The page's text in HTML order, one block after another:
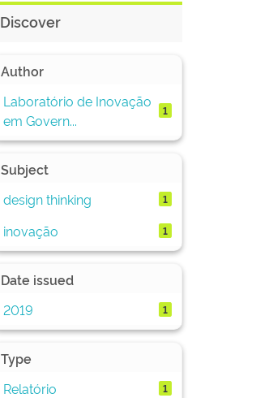
Discover
Author
Laboratório de Inovação
em Govern...
1
Subject
design thinking
1
inovação 1
Date issued
2019
1
Type
Relatório
1